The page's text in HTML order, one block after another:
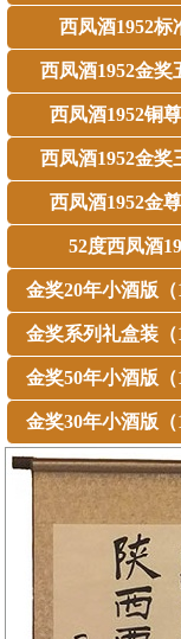
西凤酒1952标
西凤酒1952金奖
西凤酒1952铜
西凤酒1952金奖
西凤酒1952金
52度西凤酒
金奖20年小酒版（
金奖系列礼盒装（
金奖50年小酒版（
金奖30年小酒版（